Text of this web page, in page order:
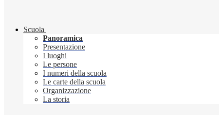
Scuola
Panoramica
Presentazione
I luoghi
Le persone
I numeri della scuola
Le carte della scuola
Organizzazione
La storia